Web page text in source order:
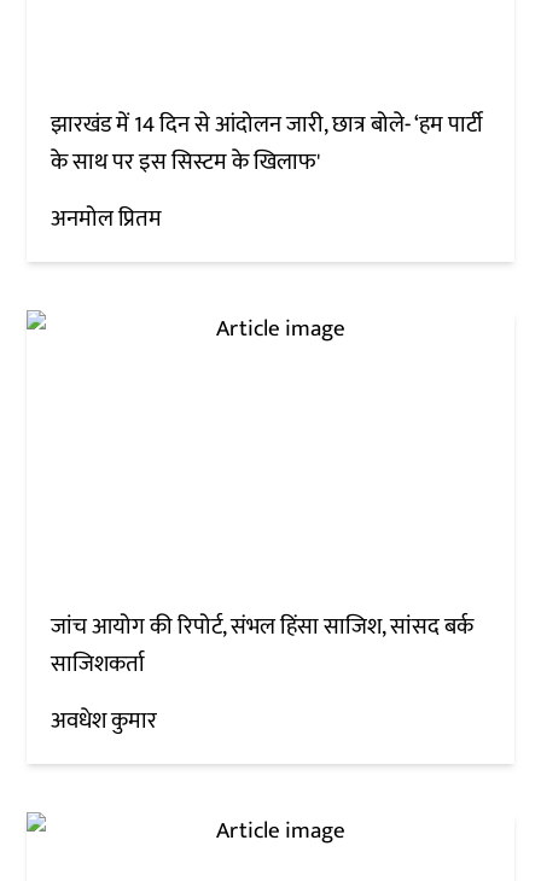
झारखंड में 14 दिन से आंदोलन जारी, छात्र बोले- ‘हम पार्टी
के साथ पर इस सिस्टम के खिलाफ'
अनमोल प्रितम
जांच आयोग की रिपोर्ट, संभल हिंसा साजिश, सांसद बर्क
साजिशकर्ता
अवधेश कुमार